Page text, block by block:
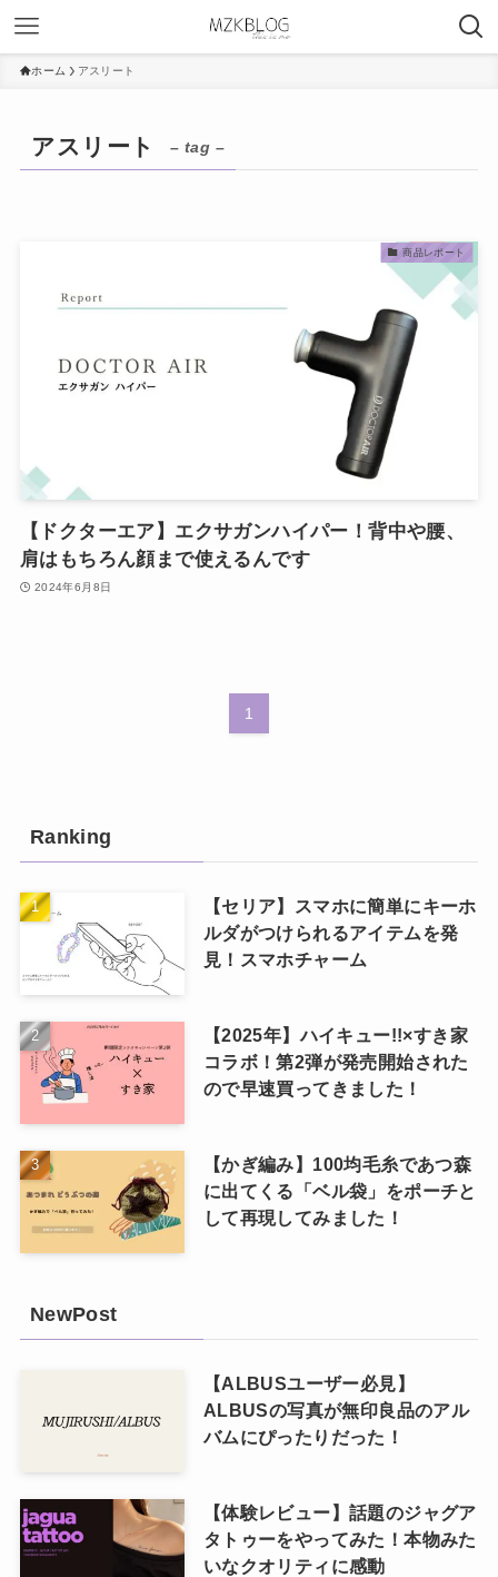
ホーム アスリート
アスリート – tag –
商品レポート
【ドクターエア】エクサガンハイパー！背中や腰、
肩はもちろん顔まで使えるんです
2024年6月8日
1
Ranking
【セリア】スマホに簡単にキーホ
ルダがつけられるアイテムを発
見！スマホチャーム
【2025年】ハイキュー!!×すき家
コラボ！第2弾が発売開始された
ので早速買ってきました！
【かぎ編み】100均毛糸であつ森
に出てくる「ベル袋」をポーチと
して再現してみました！
NewPost
【ALBUSユーザー必見】
ALBUSの写真が無印良品のアル
バムにぴったりだった！
【体験レビュー】話題のジャグア
タトゥーをやってみた！本物みた
いなクオリティに感動